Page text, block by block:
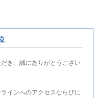
き、誠にありがとうござい
インへのアクセスならびに